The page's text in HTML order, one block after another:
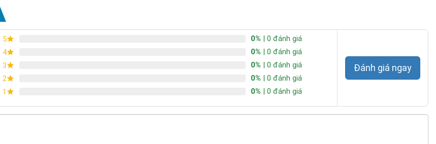
5 0% | 0 đánh giá
4
0% | 0 đánh giá
3
0% | 0 đánh giá
2
0% | 0 đánh giá
1
0% | 0 đánh giá
Đánh giá ngay